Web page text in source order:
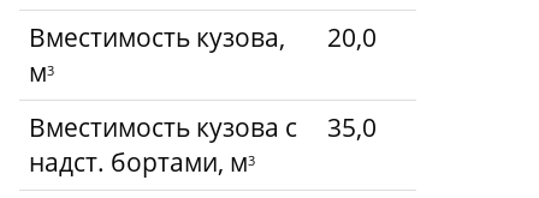
Вместимость кузова,
м3
20,0
Вместимость кузова с
надст. бортами, м3
35,0